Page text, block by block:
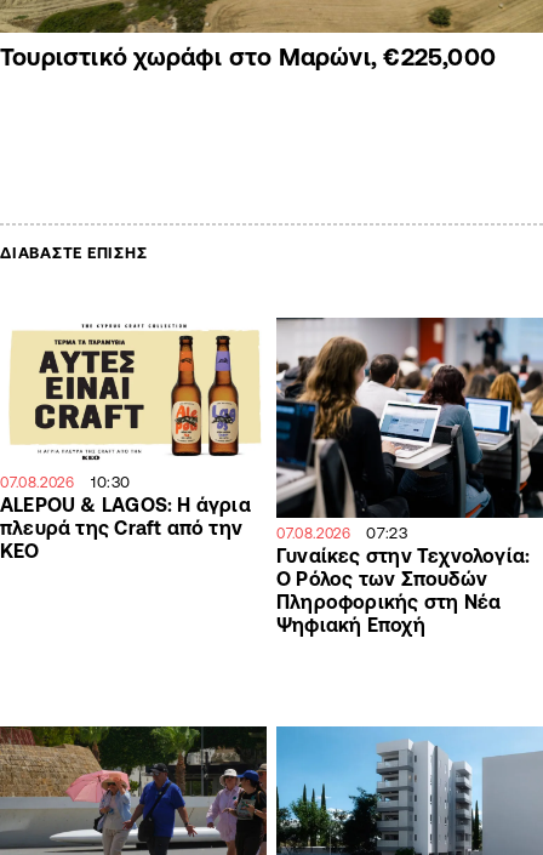
Τουριστικό χωράφι στο Μαρώνι, €225,000
ΔΙΑΒΑΣΤΕ ΕΠΙΣΗΣ
07.08.2026 10:30
ALEPOU & LAGOS: Η άγρια
πλευρά της Craft από την
ΚΕΟ
07.08.2026 07:23
Γυναίκες στην Τεχνολογία:
Ο Ρόλος των Σπουδών
Πληροφορικής στη Νέα
Ψηφιακή Εποχή